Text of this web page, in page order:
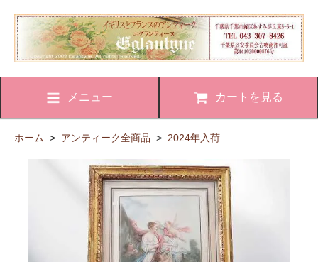
メニュー カートを見る
ホーム > アンティーク全商品 > 2024年入荷